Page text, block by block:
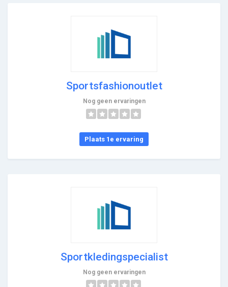
Sportsfashionoutlet
Nog geen ervaringen
Plaats 1e ervaring
Sportkledingspecialist
Nog geen ervaringen